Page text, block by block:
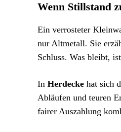
Wenn Stillstand
Ein verrosteter
nur Altmetall. Sie
Schluss. Was bleibt,
In Herdecke hat sich
Abläufen und teuren
fairer Auszahlung